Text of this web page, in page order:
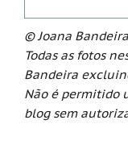
© Joana
Todas as fotos
Bandeira
Não é permitido
blog sem